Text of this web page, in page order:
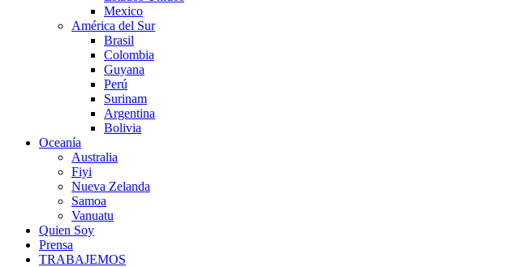
Mexico
América del Sur
Brasil
Colombia
Guyana
Perú
Surinam
Argentina
Bolivia
Oceanía
Australia
Fiyi
Nueva Zelanda
Samoa
Vanuatu
Quien Soy
Prensa
TRABAJEMOS